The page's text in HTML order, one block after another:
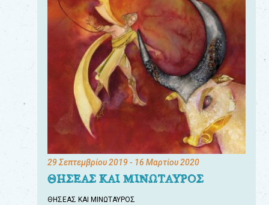
29 Σεπτεμβρίου 2019- 16 Μαρτίου 2020
ΘΗΣΕΑΣ ΚΑΙ ΜΙΝΩΤΑΥΡΟΣ
ΘΗΣΕΑΣ ΚΑΙ ΜΙΝΩΤΑΥΡΟΣ